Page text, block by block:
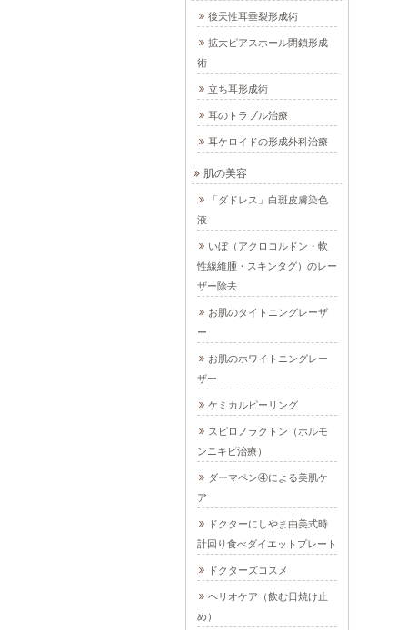
後天性耳垂裂形成術
拡大ピアスホール閉鎖形成
術
立ち耳形成術
耳のトラブル治療
耳ケロイドの形成外科治療
肌の美容
「ダドレス」白斑皮膚染色
液
いぼ（アクロコルドン・軟
性線維腫・スキンタグ）のレー
ザー除去
お肌のタイトニングレーザ
ー
お肌のホワイトニングレー
ザー
ケミカルピーリング
スピロノラクトン（ホルモ
ンニキビ治療）
ダーマペン④による美肌ケ
ア
ドクターにしやま由美式時
計回り食べダイエットプレート
ドクターズコスメ
ヘリオケア（飲む日焼け止
め）